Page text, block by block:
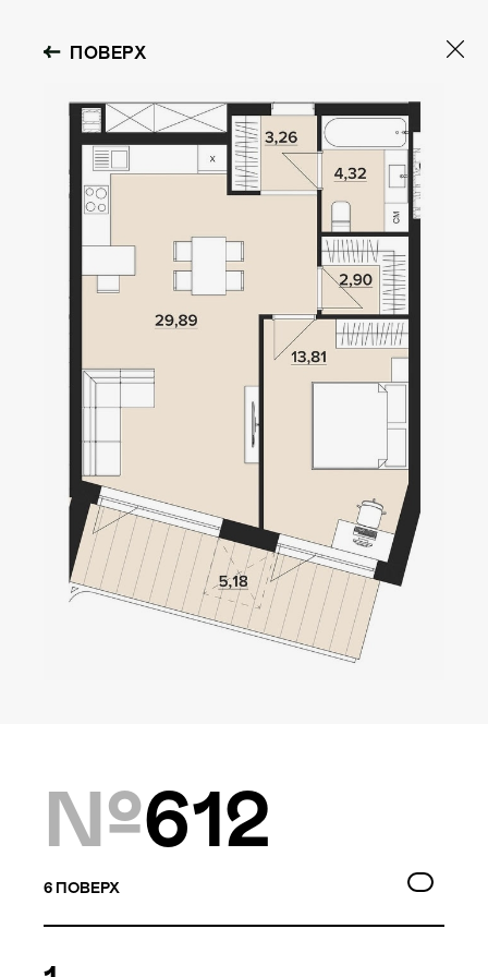
OBOLON HOUSE
Локація
Київ, Оболонський р-н
Статус
двох будинків — 10 та
9 поверхів, а також трьох
таунхаусів по 3 поверхи.
Багатошаровість проекту
дозволяє йому виглядати,
ПОВЕРХ
№612
6 ПОВЕРХ